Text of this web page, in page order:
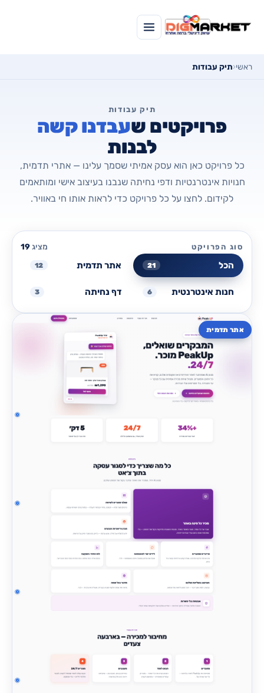
ראשי‹תיק עבודות
תיק עבודות
פרויקטים שעבדנו קשה
לבנות
כל פרויקט כאן הוא עסק אמיתי שסמך עלינו — אתרי תדמית,
חנויות אינטרנטיות ודפי נחיתה שנבנו בעיצוב אישי ומותאמים
לקידום. לחצו על כל פרויקט כדי לראות אותו חי באוויר.
סוג הפרויקט מציג 19
הכל 21 אתר תדמית 12
חנות אינטרנטית 6 דף נחיתה 3
אתר תדמית